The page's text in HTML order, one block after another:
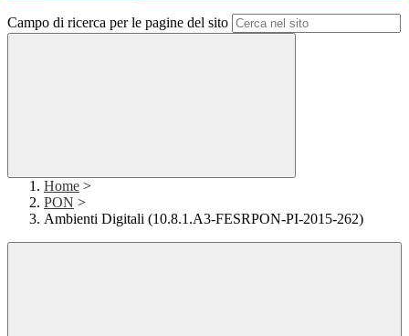
Campo di ricerca per le pagine del sito
Home >
PON >
Ambienti Digitali (10.8.1.A3-FESRPON-PI-2015-262)